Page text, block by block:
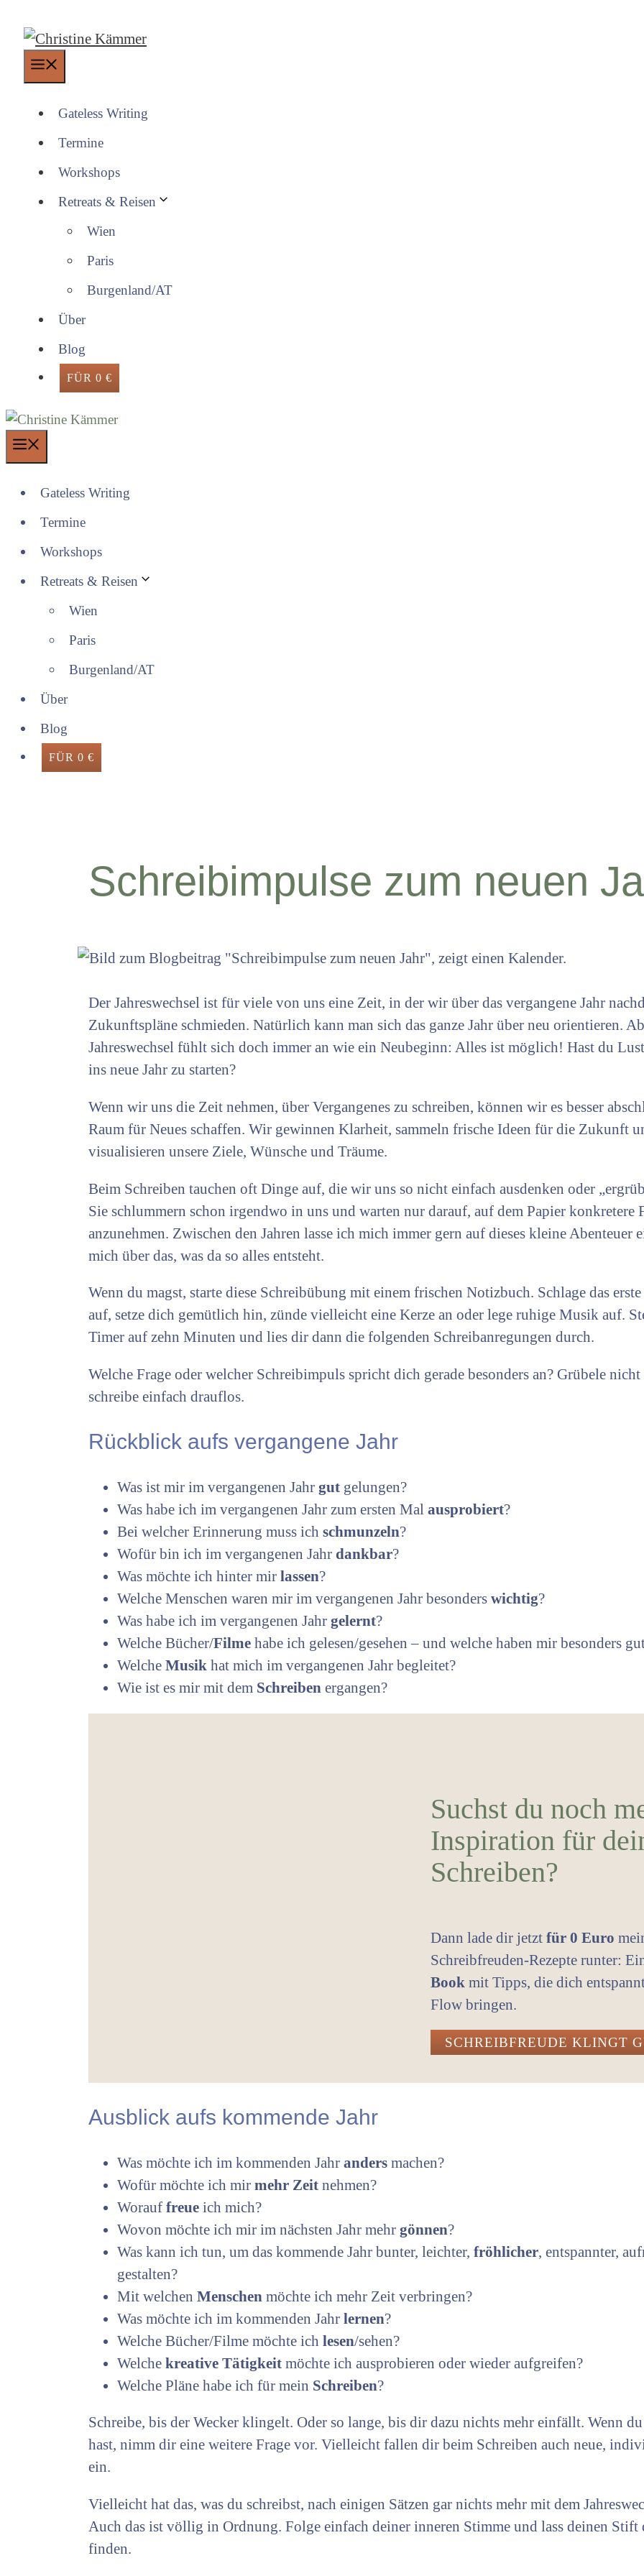
Inhalt
springen
Gateless Writing
Termine
Workshops
Retreats & Reisen
Wien
Paris
Burgenland/AT
Über
Blog
FÜR 0 €
Gateless Writing
Termine
Workshops
Retreats & Reisen
Wien
Paris
Burgenland/AT
Über
Blog
FÜR 0 €
Schreibimpulse zum neuen
Der Jahreswechsel ist für viele von uns eine Zeit, in der wir über das vergangene Jahr
Zukunftspläne schmieden. Natürlich kann man sich das ganze Jahr über neu orientieren.
Jahreswechsel fühlt sich doch immer an wie ein Neubeginn: Alles ist möglich! Hast du
ins neue Jahr zu starten?
Wenn wir uns die Zeit nehmen, über Vergangenes zu schreiben, können wir es besser
Raum für Neues schaffen. Wir gewinnen Klarheit, sammeln frische Ideen für die Zukunft
visualisieren unsere Ziele, Wünsche und Träume.
Beim Schreiben tauchen oft Dinge auf, die wir uns so nicht einfach ausdenken oder
Sie schlummern schon irgendwo in uns und warten nur darauf, auf dem Papier konkretere
anzunehmen. Zwischen den Jahren lasse ich mich immer gern auf dieses kleine Abenteuer
mich über das, was da so alles entsteht.
Wenn du magst, starte diese Schreibübung mit einem frischen Notizbuch. Schlage das
auf, setze dich gemütlich hin, zünde vielleicht eine Kerze an oder lege ruhige Musik auf.
Timer auf zehn Minuten und lies dir dann die folgenden Schreibanregungen durch.
Welche Frage oder welcher Schreibimpuls spricht dich gerade besonders an? Grübele
schreibe einfach drauflos.
Rückblick aufs vergangene Jahr
Was ist mir im vergangenen Jahr gut gelungen?
Was habe ich im vergangenen Jahr zum ersten Mal ausprobiert?
Bei welcher Erinnerung muss ich schmunzeln?
Wofür bin ich im vergangenen Jahr dankbar?
Was möchte ich hinter mir lassen?
Welche Menschen waren mir im vergangenen Jahr besonders wichtig?
Was habe ich im vergangenen Jahr gelernt?
Welche Bücher/Filme habe ich gelesen/gesehen – und welche haben mir besonders
Welche Musik hat mich im vergangenen Jahr begleitet?
Wie ist es mir mit dem Schreiben ergangen?
Suchst du noch
Inspiration für
Schreiben?
Dann lade dir jetztfür 0 Euro
Schreibfreuden-Rezepte runter:
Book mit Tipps, die dich
Flow bringen.
SCHREIBFREUDE KLINGT
Ausblick aufs kommende Jahr
Was möchte ich im kommenden Jahr anders machen?
Wofür möchte ich mir mehr Zeit nehmen?
Worauf freue ich mich?
Wovon möchte ich mir im nächsten Jahr mehr gönnen?
Was kann ich tun, um das kommende Jahr bunter, leichter, fröhlicher, entspannter,
gestalten?
Mit welchen Menschen möchte ich mehr Zeit verbringen?
Was möchte ich im kommenden Jahr lernen?
Welche Bücher/Filme möchte ich lesen/sehen?
Welche kreative Tätigkeit möchte ich ausprobieren oder wieder aufgreifen?
Welche Pläne habe ich für mein Schreiben?
Schreibe, bis der Wecker klingelt. Oder so lange, bis dir dazu nichts mehr einfällt. Wenn
hast, nimm dir eine weitere Frage vor. Vielleicht fallen dir beim Schreiben auch neue,
ein.
Vielleicht hat das, was du schreibst, nach einigen Sätzen gar nichts mehr mit dem
Auch das ist völlig in Ordnung. Folge einfach deiner inneren Stimme und lass deinen
finden.